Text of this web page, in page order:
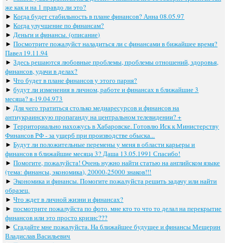
же как и на 1 правдо ли это?
►Когда будет стабильность в плане финансов? Анна 08.05.97
►Когда улучшение по финансам?
► Деньги и финансы. (описание)
►Посмотрите пожалуйст наладиться ли с финансами в бижайшее время?
Павел 19.11.94
►Здесь решаются любовные проблемы, проблемы отношений, здоровья,
финансов, удачи в делах?
►Что будет в плане финансов у этого парня?
►будут ли изменения в личном, работе и финансах в ближайшие 3
месяца? я-19.04.973
► Для чего тратиться столько медиаресурсов и финансов на
антиукраинскую пропаганду на центральном телевидении? +
►Территориально нахожусь в Хабаровске. Готовлю Иск к Министерству
Финансов РФ - за ущерб при производстве обыска...
►Будут ли положительные перемены у меня в области карьеры и
финансов в ближайшие месяца 3? Даша 13.05.1991 Спасибо!
►Помогите, пожалуйста! Очень нужно найти статью на английском языке
(тема: финансы, экономика), 20000-25000 знаков!!!
►Экономика и финансы. Помогите пожалуйста решить задачу или найти
образец.
►Что ждет в личной жизни и финансах?
►посмотрите пожалуйста по фото. мне кто то что то делал на перекрытие
финансов или это просто кризис???
►Сгадайте мне пожалуйста. На ближайшее будущее и финансы Мещерин
Владислав Васильевич